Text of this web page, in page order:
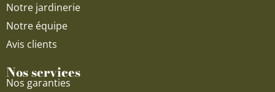
Notre jardinerie
Notre équipe
Avis clients
Nos services
Nos garanties